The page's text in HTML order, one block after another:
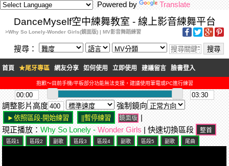
Powered by Translate
DanceMyself空中練舞教室 - 線上影音練舞平台
>Why So Lonely-Wonder Girls(鏡面版) | MV影音舞蹈練習
搜尋：
首頁 ★尾牙專區 網友分享 如何使用 立即使用 建議留言 臉書登入
抱歉～目前手機/平板部分功能無法支援，建議使用筆電或PC進行練習
調整影片高度 強制鏡向
鏡面版 |
現正播放：Why So Lonely -Wonder Girls | 快速切換區段